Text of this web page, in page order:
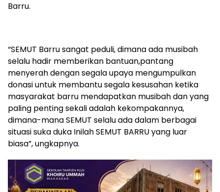
Barru.
“SEMUT Barru sangat peduli, dimana ada musibah
selalu hadir memberikan bantuan,pantang
menyerah dengan segala upaya mengumpulkan
donasi untuk membantu segala kesusahan ketika
masyarakat barru mendapatkan musibah dan yang
paling penting sekali adalah kekompakannya,
dimana-mana SEMUT selalu ada dalam berbagai
situasi suka duka Inilah SEMUT BARRU yang luar
biasa”, ungkapnya.